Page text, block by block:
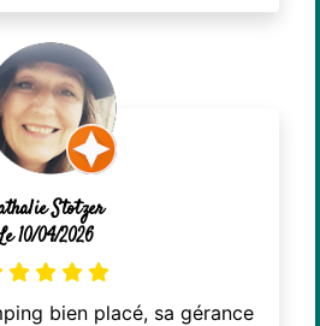
Stotzer
10/04/2026
bien placé, sa gérance